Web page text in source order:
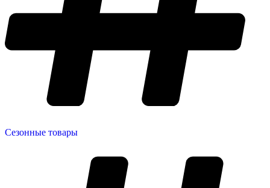
Сезонные товары